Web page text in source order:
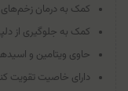
کمک به درمان
کمک به جلوگیری از
حاوی ویتامین و
دارای خاصیت تقویت